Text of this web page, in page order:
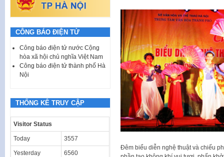
Đêm biểu diễn nghệ thuật và chiếu
CÔNG BÁO ĐIỆN TỬ
Công báo điện tử nước Cộng
hòa xã hội chủ nghĩa Việt Nam
Công báo điện tử thành phố Hà
Nội
THỐNG KÊ TRUY CẬP
Visitor Status
Today 3557
Yesterday 6560